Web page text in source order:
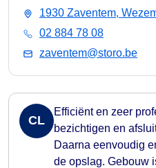
1930 Zaventem,
02 884 78 08
zaventem@storo.be
CL
Efficiënt en zeer
bezichtigen en
Daarna eenvoudig
de opslag. Gebouw